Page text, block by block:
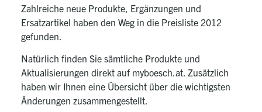
Zahlreiche neue Produkte, Ergänzungen und
Ersatzartikel haben den Weg in die Preisliste 2012
gefunden.
Natürlich finden Sie sämtliche Produkte und
Aktualisierungen direkt auf myboesch.at. Zusätzlich
haben wir Ihnen eine Übersicht über die wichtigsten
Änderungen zusammengestellt.